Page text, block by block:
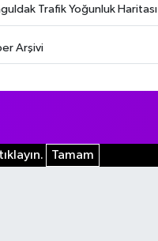
Trafik Yoğunluk Haritası
Arşivi
Tamam